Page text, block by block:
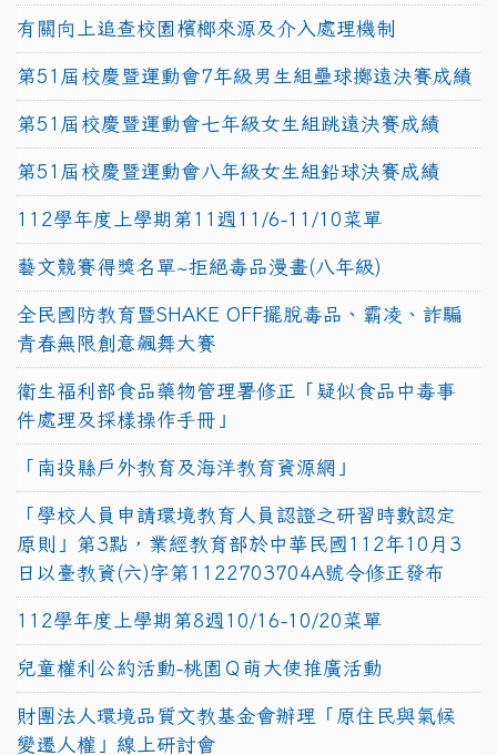
有關向上追查校園檳榔來源及介入處理機制
第51屆校慶暨運動會7年級男生組壘球擲遠決賽成績
第51屆校慶暨運動會七年級女生組跳遠決賽成績
第51屆校慶暨運動會八年級女生組鉛球決賽成績
112學年度上學期第11週11/6-11/10菜單
藝文競賽得獎名單~拒絕毒品漫畫(八年級)
全民國防教育暨SHAKE OFF擺脫毒品、霸凌、詐騙
青春無限創意飆舞大賽
衛生福利部食品藥物管理署修正「疑似食品中毒事
件處理及採樣操作手冊」
「南投縣戶外教育及海洋教育資源網」
「學校人員申請環境教育人員認證之研習時數認定
原則」第3點，業經教育部於中華民國112年10月3
日以臺教資(六)字第1122703704A號令修正發布
112學年度上學期第8週10/16-10/20菜單
兒童權利公約活動-桃園Ｑ萌大使推廣活動
財團法人環境品質文教基金會辦理「原住民與氣候
變遷人權」線上研討會